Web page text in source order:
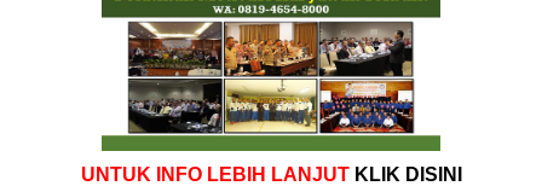
UNTUK INFO LEBIH LANJUT KLIK DISINI